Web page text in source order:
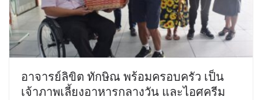
อาจารย์ลิขิต ทักษิณ พร้อมครอบครัว เป็น
เจ้าภาพเลี้ยงอาหารกลางวัน และไอศครีม